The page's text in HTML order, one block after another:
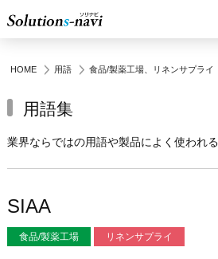
HOME 用語 食品/製薬工場 リネンサプライ
用語集
業界ならではの用語や製品によく使われ
SIAA
食品/製薬工場 リネンサプライ